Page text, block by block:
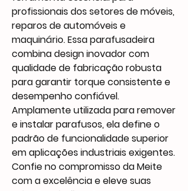
profissionais dos setores de móveis,
reparos de automóveis e
maquinário. Essa parafusadeira
combina design inovador com
qualidade de fabricação robusta
para garantir torque consistente e
desempenho confiável.
Amplamente utilizada para remover
e instalar parafusos, ela define o
padrão de funcionalidade superior
em aplicações industriais exigentes.
Confie no compromisso da Meite
com a excelência e eleve suas